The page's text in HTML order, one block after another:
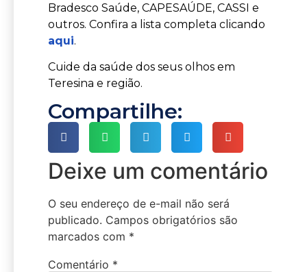
Bradesco Saúde, CAPESAÚDE, CASSI e
outros. Confira a lista completa clicando
aqui.
Cuide da saúde dos seus olhos em
Teresina e região.
Compartilhe:
Deixe um comentário
O seu endereço de e-mail não será
publicado. Campos obrigatórios são
marcados com *
Comentário *